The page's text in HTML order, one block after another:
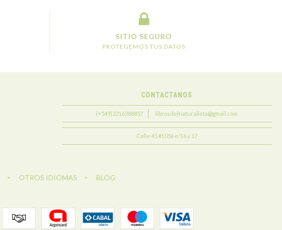
SITIO SEGURO
PROTEGEMOS TUS DATOS
CONTACTANOS
(+549)2216388857 librosdelnaturalista@gmail.com
Calle 45 #1056 e/16 y 17
OTROS IDIOMAS BLOG